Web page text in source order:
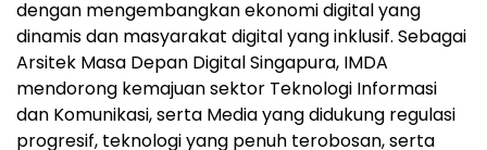
dengan mengembangkan ekonomi digital yang
dinamis dan masyarakat digital yang inklusif. Sebagai
Arsitek Masa Depan Digital Singapura, IMDA
mendorong kemajuan sektor Teknologi Informasi
dan Komunikasi, serta Media yang didukung regulasi
progresif, teknologi yang penuh terobosan, serta